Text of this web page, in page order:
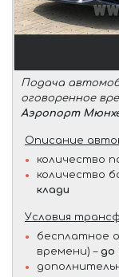
Подача
оговоренное
Аэропорт
Описание
количество
количество
клади
Условия
бесплатное
времени) – до